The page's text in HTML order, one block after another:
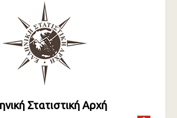
Στατιστική Αρχή